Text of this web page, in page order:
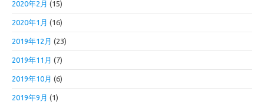
2020年2月 (15)
2020年1月 (16)
2019年12月 (23)
2019年11月 (7)
2019年10月 (6)
2019年9月 (1)